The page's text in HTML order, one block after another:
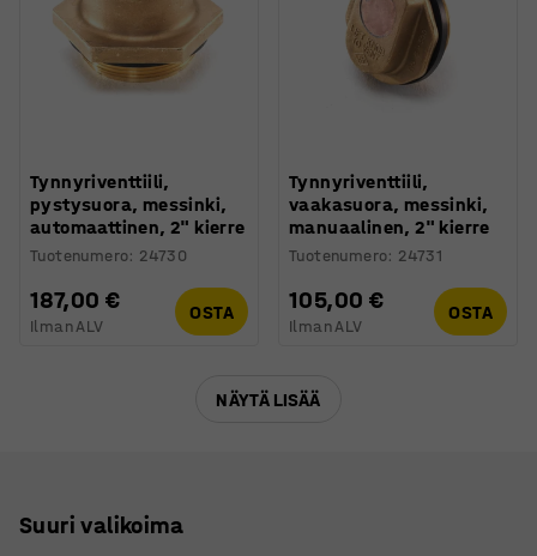
Tynnyriventtiili,
pystysuora, messinki,
automaattinen, 2" kierre
Tuotenumero: 24730
187,00 €
Ilman ALV
OSTA
Tynnyriventtiili,
vaakasuora, messinki,
manuaalinen, 2" kierre
Tuotenumero: 24731
105,00 €
Ilman ALV
OSTA
NÄYTÄ LISÄÄ
Suuri valikoima